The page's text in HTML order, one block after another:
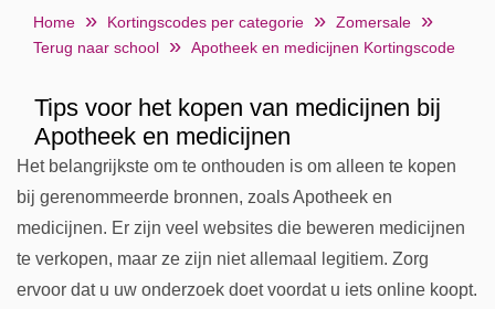
Home Kortingscodes per categorie
Zomersale
Terug naar school
Apotheek en medicijnen Kortingscode
Tips voor het kopen van medicijnen bij
Apotheek en medicijnen
Het belangrijkste om te onthouden is om alleen te kopen
bij gerenommeerde bronnen, zoals Apotheek en
medicijnen. Er zijn veel websites die beweren medicijnen
te verkopen, maar ze zijn niet allemaal legitiem. Zorg
ervoor dat u uw onderzoek doet voordat u iets online koopt.